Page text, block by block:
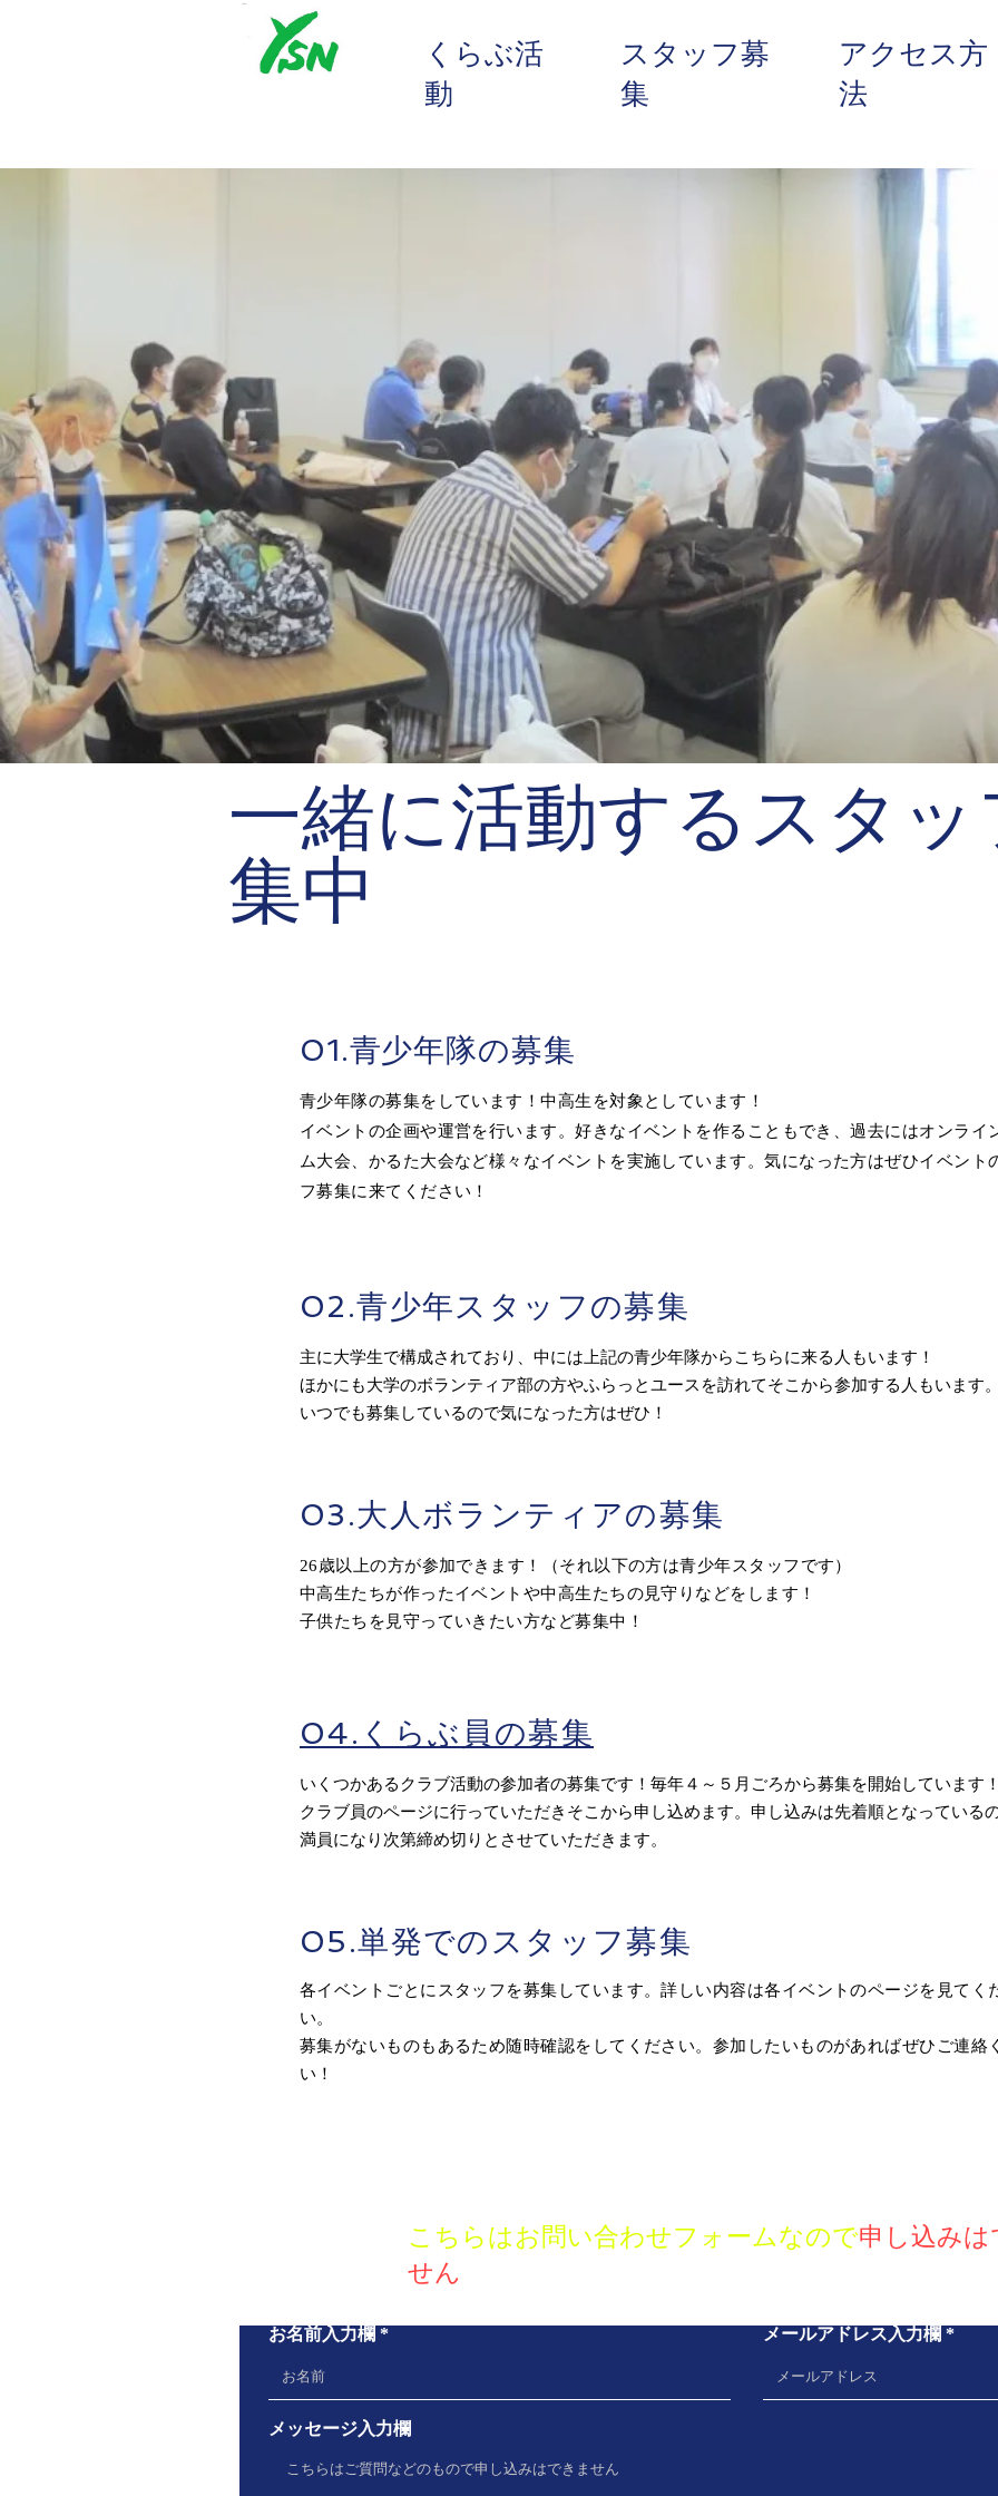
​くらぶ活
動
スタッフ募
集
アクセス方
法
一緒に活動するスタッ
集中
01.青少年隊の募集
​青少年隊の募集をしています！中高生を対象としています！
イベントの企画や運営を行います 。好きなイベントを作ることもでき、過去にはオンライ
ム大会、かるた大会など様々なイベントを実施しています。気になった方はぜひイベント
フ募集に来てください！
02.青少年スタッフの募集
主に大学生で構成されており、中には上記の青少年隊からこちらに来る人もいます！
ほかにも大学のボランティア部の方やふらっとユースを訪れてそこから参加する人もいます
​いつでも募集しているので気になった方はぜひ！
03.大人ボランティアの募集
​26歳以上の方が参加できます！（それ以下の方は青少年スタッフです）
中高生たちが作ったイベントや中高生たちの見守りなどをします！
​子供たちを見守っていきたい方など募集中！
04.くらぶ員の募集
いくつかあるクラブ活動の参加者の募集です！毎年４～５月ごろから募集を開始しています
クラブ員のページに行っていただきそこから申し込めます。申し込みは先着順となっている
​満員になり次第締め切りとさせていただきます。
05.単発でのスタッフ募集
各イベントごとにスタッフを募集しています。詳しい内容は各イベントのページを見てく
い。
募集がないものもあるため随時確認をしてください。参加したいものがあればぜひご連絡
い！
こちらはお問い合わせフォームなので申し込み
せん
お名前入力欄 メールアドレス入力欄
メッセージ入力欄